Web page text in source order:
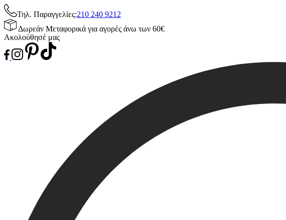
Τηλ. Παραγγελίες:210 240 9212
Δωρεάν Μεταφορικά για αγορές άνω των 60€
Ακολούθησέ μας